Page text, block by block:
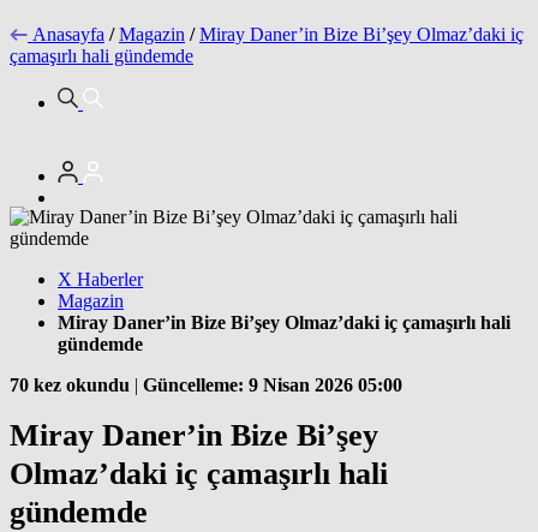
Anasayfa / Magazin / Miray Daner’in Bize Bi’şey Olmaz’daki iç
çamaşırlı hali gündemde
X Haberler
Magazin
Miray Daner’in Bize Bi’şey Olmaz’daki iç çamaşırlı hali
gündemde
70 kez okundu | Güncelleme: 9 Nisan 2026 05:00
Miray Daner’in Bize Bi’şey
Olmaz’daki iç çamaşırlı hali
gündemde